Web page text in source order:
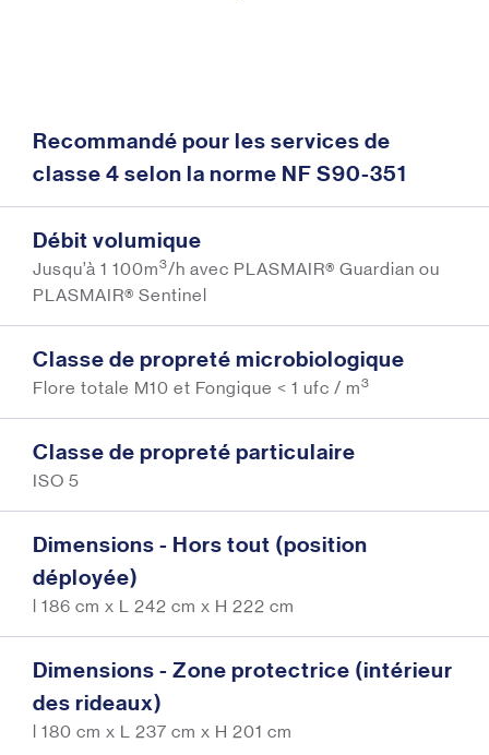
Recommandé pour les services de
classe 4 selon la norme NF S90-351
Débit volumique
Jusqu’à 1 100m3/h avec PLASMAIR® Guardian ou
PLASMAIR® Sentinel
Classe de propreté microbiologique
Flore totale M10 et Fongique < 1 ufc / m3
Classe de propreté particulaire
ISO 5
Dimensions - Hors tout (position
déployée)
l 186 cm x L 242 cm x H 222 cm
Dimensions - Zone protectrice (intérieur
des rideaux)
l 180 cm x L 237 cm x H 201 cm